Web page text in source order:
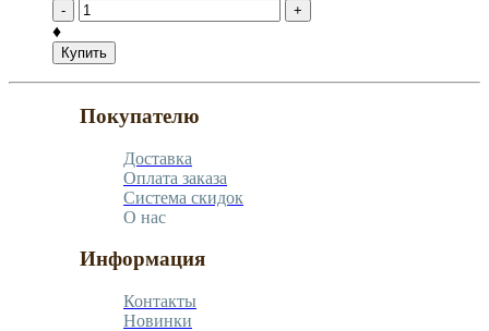
- +
♦
Купить
Покупателю
Доставка
Оплата заказа
Система скидок
О нас
Информация
Контакты
Новинки